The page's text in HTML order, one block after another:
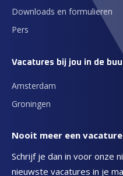
Downloads en formulieren
Pers
Vacatures bij jou in de
Amsterdam
Groningen
Nooit meer een vacature
Schrijf je dan in voor onze
nieuwste vacatures in je